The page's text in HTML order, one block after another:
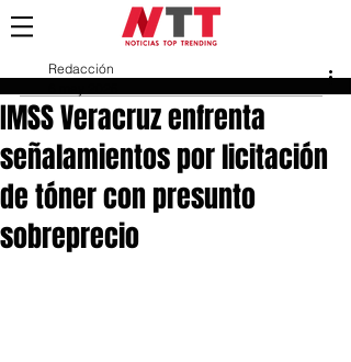
IMSS Veracruz enfrenta
señalamientos por licitación
de tóner con presunto
sobreprecio
Redacción